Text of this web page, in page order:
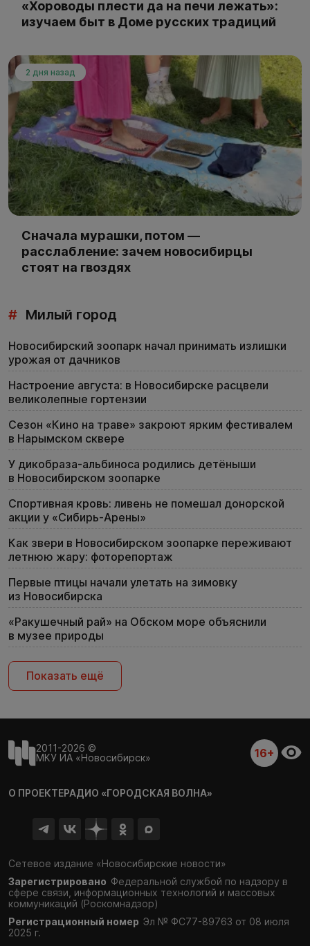
«Хороводы плести да на печи лежать»:
изучаем быт в Доме русских традиций
2 дня назад
Сначала мурашки, потом —
расслабление: зачем новосибирцы
стоят на гвоздях
# Милый город
Новосибирский зоопарк начал принимать излишки
урожая от дачников
Настроение августа: в Новосибирске расцвели
великолепные гортензии
Сезон «Кино на траве» закроют ярким фестивалем
в Нарымском сквере
У дикобраза-альбиноса родились детёныши
в Новосибирском зоопарке
Спортивная кровь: ливень не помешал донорской
акции у «Сибирь-Арены»
Как звери в Новосибирском зоопарке переживают
летнюю жару: фоторепортаж
Первые птицы начали улетать на зимовку
из Новосибирска
«Ракушечный рай» на Обском море объяснили
в музее природы
Показать ещё
2011-2026 ©
МКУ ИА «Новосибирск»
16+
О ПРОЕКТЕРАДИО «ГОРОДСКАЯ ВОЛНА»
Сетевое издание «Новосибирские новости»
Зарегистрировано Федеральной службой по надзору в
сфере связи, информационных технологий и массовых
коммуникаций (Роскомнадзор)
Регистрационный номер Эл № ФС77-89763 от 08 июля
2025 г.